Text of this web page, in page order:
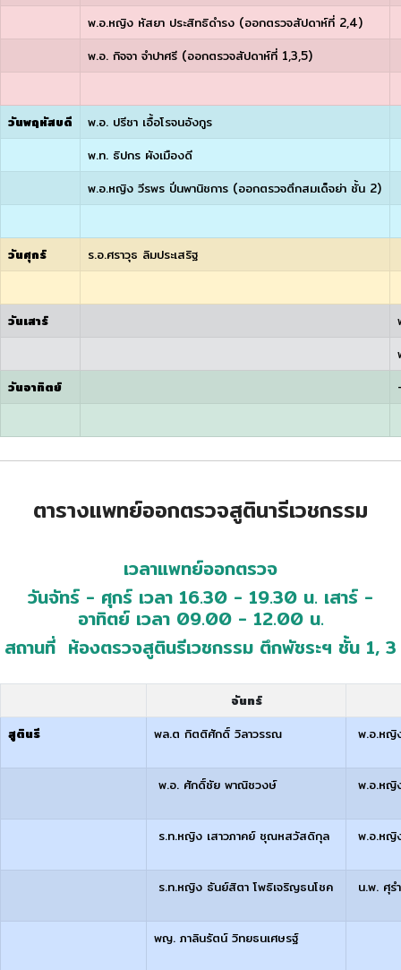
พ.อ.หญิง หัสยา ประสิทธิดำรง (ออกตรวจสัปดาห์ที่ 2,4)
พ.อ. กิจจา จำปาศรี (ออกตรวจสัปดาห์ที่ 1,3,5)
วันพฤหัสบดี
พ.อ. ปรีชา เอื้อโรจนอังกูร
พ.ท. ธิปกร ผังเมืองดี
พ.อ.หญิง วีรพร ปิ่นพานิชการ (ออกตรวจตึกสมเด็จย่า ชั้น 2)
วันศุกร์ ร.อ.ศราวุธ ลิมประเสริฐ
วันเสาร์
วันอาทิตย์
ตารางแพทย์ออกตรวจสูตินารีเวชกรรม
เวลาแพทย์ออกตรวจ
วันจัทร์ - ศุกร์ เวลา 16.30 - 19.30 น. เสาร์ -
อาทิตย์ เวลา 09.00 - 12.00 น.
สถานที่ ห้องตรวจสูตินรีเวชกรรม ตึกพัชระฯ ชั้น 1, 3
จันทร์
สูตินรี
พล.ต กิตติศักดิ์ วิลาวรรณ พ.อ.หญิ
พ.อ. ศักดิ์ชัย พาณิชวงษ์ พ.อ.หญิ
ร.ท.หญิง เสาวภาคย์ ชุณหสวัสดิกุล พ.อ.หญิ
ร.ท.หญิง ธันย์สิตา โพธิเจริญธนโชค น.พ. ศุร
พญ. ภาลินรัตน์ วิทยธนเศษรฐ์